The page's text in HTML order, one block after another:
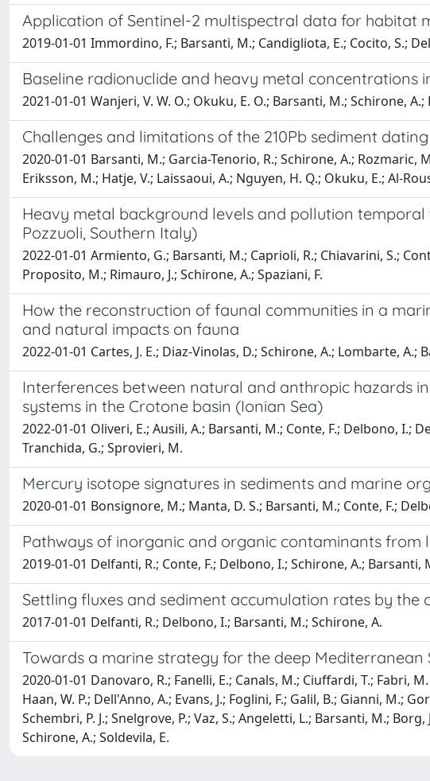
Application of Sentinel-2 multispectral data for habitat
2019-01-01 Immordino, F.; Barsanti, M.; Candigliota, E.; Cocito, S.;
Baseline radionuclide and heavy metal concentrations
2021-01-01 Wanjeri, V. W. O.; Okuku, E. O.; Barsanti, M.; Schirone,
Challenges and limitations of the 210Pb sediment
2020-01-01 Barsanti, M.; Garcia-Tenorio, R.; Schirone, A.; Rozmaric,
Eriksson, M.; Hatje, V.; Laissaoui, A.; Nguyen, H. Q.; Okuku, E.; Al-
Heavy metal background levels and pollution
Pozzuoli, Southern Italy)
2022-01-01 Armiento, G.; Barsanti, M.; Caprioli, R.; Chiavarini, S.;
Proposito, M.; Rimauro, J.; Schirone, A.; Spaziani, F.
How the reconstruction of faunal communities in a
and natural impacts on fauna
2022-01-01 Cartes, J. E.; Diaz-Vinolas, D.; Schirone, A.; Lombarte,
Interferences between natural and anthropic hazards
systems in the Crotone basin (Ionian Sea)
2022-01-01 Oliveri, E.; Ausili, A.; Barsanti, M.; Conte, F.; Delbono, I.;
Tranchida, G.; Sprovieri, M.
Mercury isotope signatures in sediments and marine
2020-01-01 Bonsignore, M.; Manta, D. S.; Barsanti, M.; Conte, F.;
Pathways of inorganic and organic contaminants from
2019-01-01 Delfanti, R.; Conte, F.; Delbono, I.; Schirone, A.; Barsanti,
Settling fluxes and sediment accumulation rates by
2017-01-01 Delfanti, R.; Delbono, I.; Barsanti, M.; Schirone, A.
Towards a marine strategy for the deep
2020-01-01 Danovaro, R.; Fanelli, E.; Canals, M.; Ciuffardi, T.; Fabri,
Haan, W. P.; Dell'Anno, A.; Evans, J.; Foglini, F.; Galil, B.; Gianni, M.;
Schembri, P. J.; Snelgrove, P.; Vaz, S.; Angeletti, L.; Barsanti, M.;
Schirone, A.; Soldevila, E.